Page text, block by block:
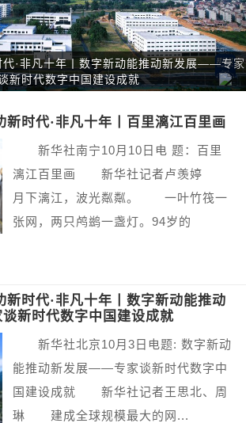
代·非凡十年丨数字新动能推动新发展——专家
新时代数字中国建设成就
新时代·非凡十年丨百里漓江百里画
新华社南宁10月10日电 题：百里
漓江百里画 新华社记者卢羡婷
月下漓江，波光粼粼。 一叶竹筏一
张网，两只鸬鹚一盏灯。94岁的
新时代·非凡十年丨数字新动能推动
新时代数字中国建设成就
新华社北京10月3日电题: 数字新动
能推动新发展——专家谈新时代数字中
国建设成就 新华社记者王思北、周
琳 建成全球规模最大的网...